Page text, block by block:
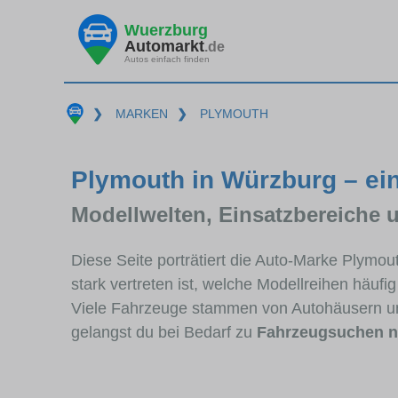
Wuerzburg
Automarkt.de
Autos einfach finden
❯ MARKEN ❯ PLYMOUTH
Plymouth in Würzburg –
Modellwelten, Einsatzbereiche
Diese Seite porträtiert die Auto-Marke
stark vertreten ist, welche Modellreihen
Viele Fahrzeuge stammen von Autohäusern
gelangst du bei Bedarf zu Fahrzeugsuchen